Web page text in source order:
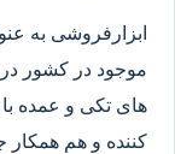
ابزارفروشی به
موجود در کشور
های تکی و عمده
کننده و هم